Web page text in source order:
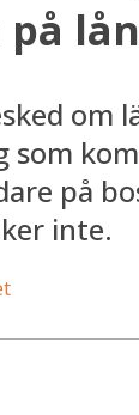
som
på
inte.